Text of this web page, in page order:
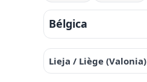
Bélgica
Lieja / Liège (Valonia)